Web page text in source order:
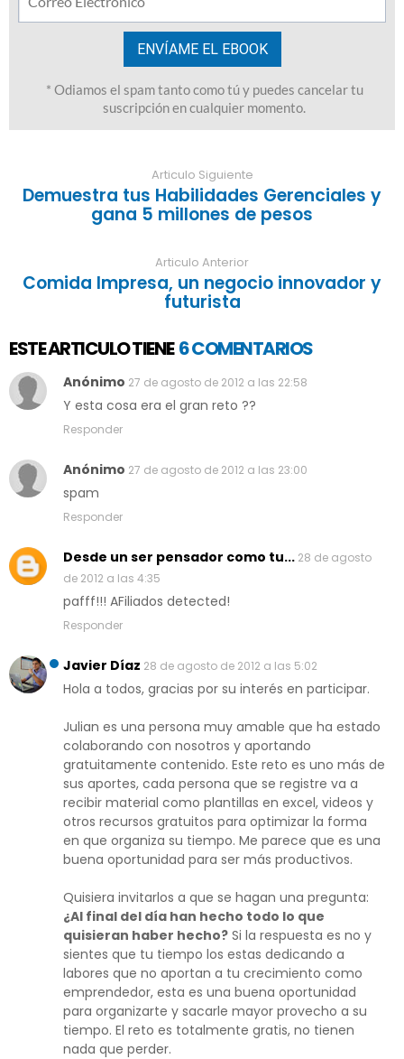
Articulo Siguiente
Demuestra tus Habilidades Gerenciales y
gana 5 millones de pesos
Articulo Anterior
Comida Impresa, un negocio innovador y
futurista
ESTE ARTICULO TIENE 6 COMENTARIOS
Anónimo 27 de agosto de 2012 a las 22:58
Y esta cosa era el gran reto ??
Responder
Anónimo 27 de agosto de 2012 a las 23:00
spam
Responder
Desde un ser pensador como tu... 28 de agosto
de 2012 a las 4:35
pafff!!! AFiliados detected!
Responder
Javier Díaz 28 de agosto de 2012 a las 5:02
Hola a todos, gracias por su interés en participar.
Julian es una persona muy amable que ha estado
colaborando con nosotros y aportando
gratuitamente contenido. Este reto es uno más de
sus aportes, cada persona que se registre va a
recibir material como plantillas en excel, videos y
otros recursos gratuitos para optimizar la forma
en que organiza su tiempo. Me parece que es una
buena oportunidad para ser más productivos.
Quisiera invitarlos a que se hagan una pregunta:
¿Al final del día han hecho todo lo que
quisieran haber hecho? Si la respuesta es no y
sientes que tu tiempo los estas dedicando a
labores que no aportan a tu crecimiento como
emprendedor, esta es una buena oportunidad
para organizarte y sacarle mayor provecho a su
tiempo. El reto es totalmente gratis, no tienen
nada que perder.